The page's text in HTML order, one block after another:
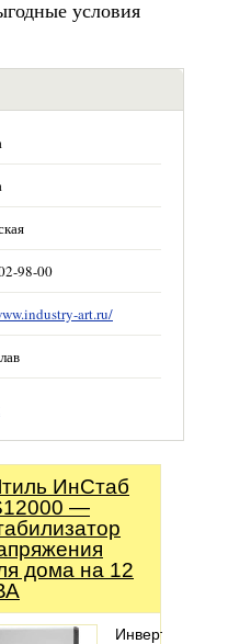
условия
98-00
art.ru/
ИнСтаб
—
дома на 12
Инвертоный